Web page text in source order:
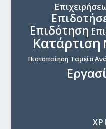
Επιδότηση
Κατάρτιση
Πιστοποίηση Ταμείο